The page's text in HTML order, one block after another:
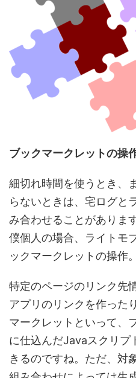
ブックマークレットの操
細切れ時間を使うとき、
らないときは、宅ログと
み合わせることがあります
僕個人の場合、ライトモ
ックマークレットの操作。
特定のページのリンク先
アプリのリンクを作った
マークレットといって、
に仕込んだJavaスクリプ
きるのですね。ただ、対